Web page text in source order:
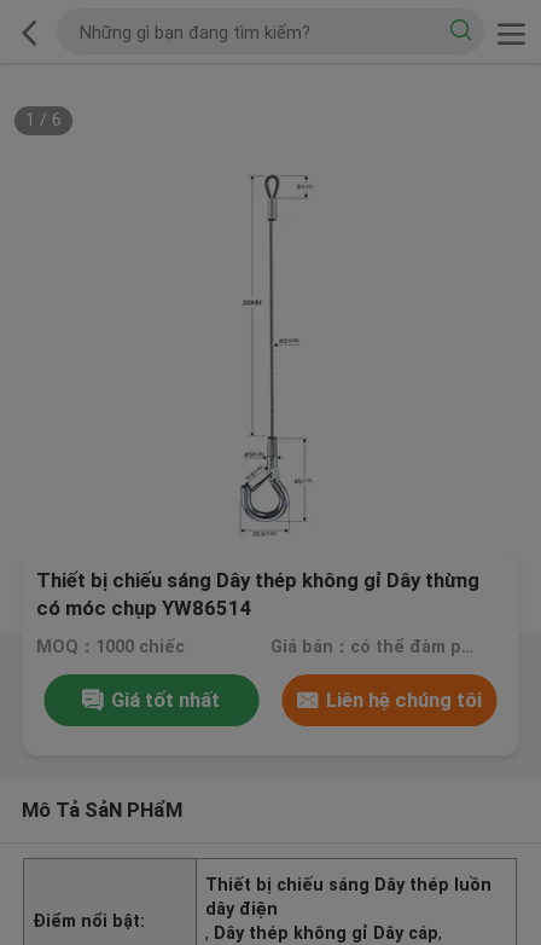
1 / 6
Thiết bị chiếu sáng Dây thép không gỉ Dây thừng
có móc chụp YW86514
MOQ：1000 chiếc Giá bán：có thể đàm phán
Giá tốt nhất Liên hệ chúng tôi
Mô Tả SảN PHẩM
Điểm nổi bật:
Thiết bị chiếu sáng Dây thép luồn
dây điện
, Dây thép không gỉ Dây cáp,